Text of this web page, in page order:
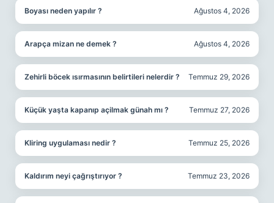
Boyası neden yapılır ? Ağustos 4, 2026
Arapça mizan ne demek ? Ağustos 4, 2026
Zehirli böcek ısırmasının belirtileri nelerdir ? Temmuz 29, 2026
Küçük yaşta kapanıp açilmak günah mı ? Temmuz 27, 2026
Kliring uygulaması nedir ? Temmuz 25, 2026
Kaldırım neyi çağrıştırıyor ? Temmuz 23, 2026